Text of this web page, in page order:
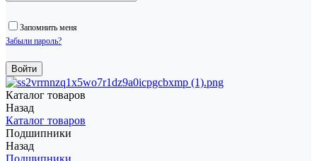
Запомнить меня
Забыли пароль?
Каталог товаров
Назад
Каталог товаров
Подшипники
Назад
Подшипники